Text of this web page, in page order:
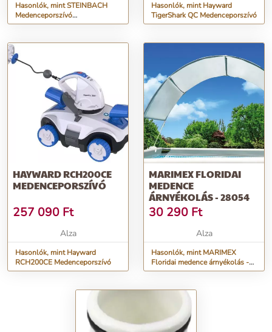
Hasonlók, mint STEINBACH
Medenceporszívó
POOLRUNNER Battery Pro
Hasonlók, mint Hayward
TigerShark QC Medenceporszívó
HAYWARD RCH200CE
MEDENCEPORSZÍVÓ
257 090 Ft
Alza
Hasonlók, mint Hayward
RCH200CE Medenceporszívó
MARIMEX FLORIDAI
MEDENCE
ÁRNYÉKOLÁS - 28054
30 290 Ft
Alza
Hasonlók, mint MARIMEX
Floridai medence árnyékolás -
28054